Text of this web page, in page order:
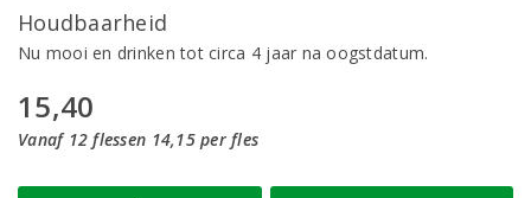
Houdbaarheid
Nu mooi en drinken tot circa 4 jaar na oogstdatum.
15,40
Vanaf 12 flessen 14,15 per fles